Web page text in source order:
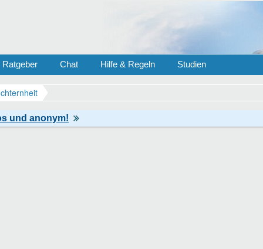
Ratgeber Chat Hilfe & Regeln Studien